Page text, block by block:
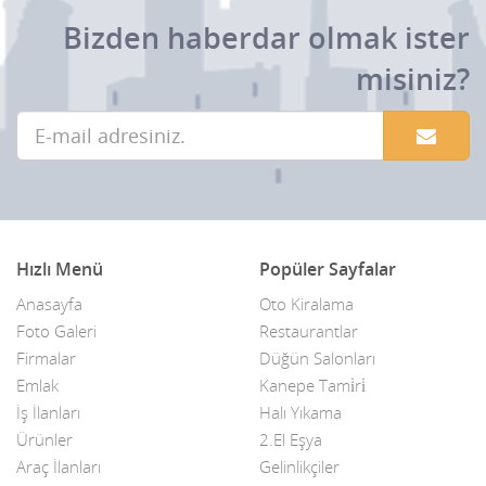
Bizden haberdar olmak ister
misiniz?
Hızlı Menü
Anasayfa
Foto Galeri
Firmalar
Emlak
İş İlanları
Ürünler
Araç İlanları
Popüler Sayfalar
Oto Kiralama
Restaurantlar
Düğün Salonları
Kanepe Tami̇ri̇
Halı Yıkama
2.El Eşya
Gelinlikçiler